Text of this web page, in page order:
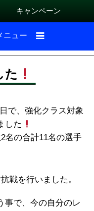
キャンペーン
ニュー
た
で、強化クラス対象
した
名の合計11名の選手
戦を行いました。
事で、今の自分のレ